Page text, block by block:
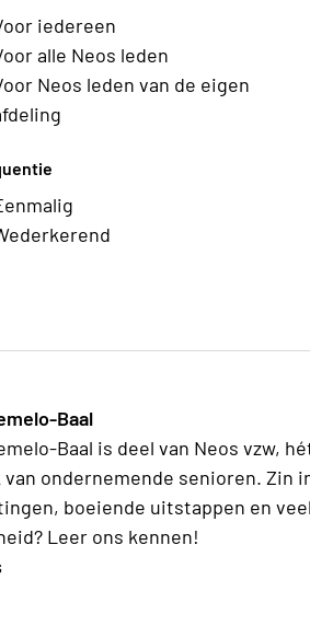
iedereen
alle Neos leden
Neos leden van de eigen
Baal
Baal is deel van Neos vzw,
ondernemende senioren. Zin
boeiende uitstappen en veel
Leer ons kennen!
Tremelo-Baal